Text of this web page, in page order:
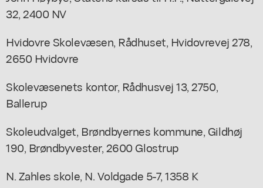
32, 2400 NV
Hvidovre Skolevæsen, Rådhuset, Hvidovrevej 278,
2650 Hvidovre
Skolevæsenets kontor, Rådhusvej 13, 2750,
Ballerup
Skoleudvalget, Brøndbyernes kommune, Gildhøj
190, Brøndbyvester, 2600 Glostrup
N. Zahles skole, N. Voldgade 5-7, 1358 K